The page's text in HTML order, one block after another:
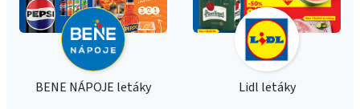
BENE NÁPOJE letáky Lidl letáky